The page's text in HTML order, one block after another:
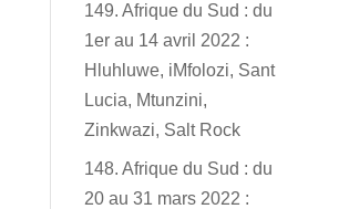
149. Afrique du Sud : du
1er au 14 avril 2022 :
Hluhluwe, iMfolozi, Sant
Lucia, Mtunzini,
Zinkwazi, Salt Rock
148. Afrique du Sud : du
20 au 31 mars 2022 :